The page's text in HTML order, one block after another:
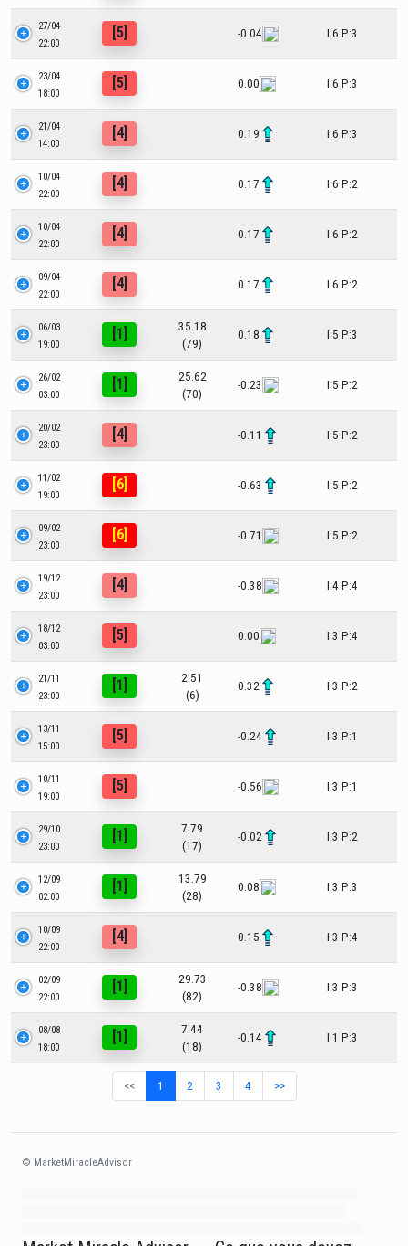
27/04
22:00
[5] -0.04 I:6 P:3
23/04
18:00
[5] 0.00 I:6 P:3
21/04
14:00
[4] 0.19 I:6 P:3
10/04
22:00
[4] 0.17 I:6 P:2
10/04
22:00
[4] 0.17 I:6 P:2
09/04
22:00
[4] 0.17 I:6 P:2
06/03
19:00
[1]
35.18
(79)
0.18 I:5 P:3
26/02
03:00
[1]
25.62
(70)
-0.23 I:5 P:2
20/02
23:00
[4] -0.11 I:5 P:2
11/02
19:00
[6] -0.63 I:5 P:2
09/02
23:00
[6] -0.71 I:5 P:2
19/12
23:00
[4] -0.38 I:4 P:4
18/12
03:00
[5] 0.00 I:3 P:4
21/11
23:00
[1]
2.51
(6)
0.32 I:3 P:2
13/11
15:00
[5] -0.24 I:3 P:1
10/11
19:00
[5] -0.56 I:3 P:1
29/10
23:00
[1]
7.79
(17)
-0.02 I:3 P:2
12/09
02:00
[1]
13.79
(28)
0.08 I:3 P:3
10/09
22:00
[4] 0.15 I:3 P:4
02/09
22:00
[1]
29.73
(82)
-0.38 I:3 P:3
08/08
18:00
[1]
7.44
(18)
-0.14 I:1 P:3
<< 1 2 3 4 >>
© MarketMiracleAdvisor